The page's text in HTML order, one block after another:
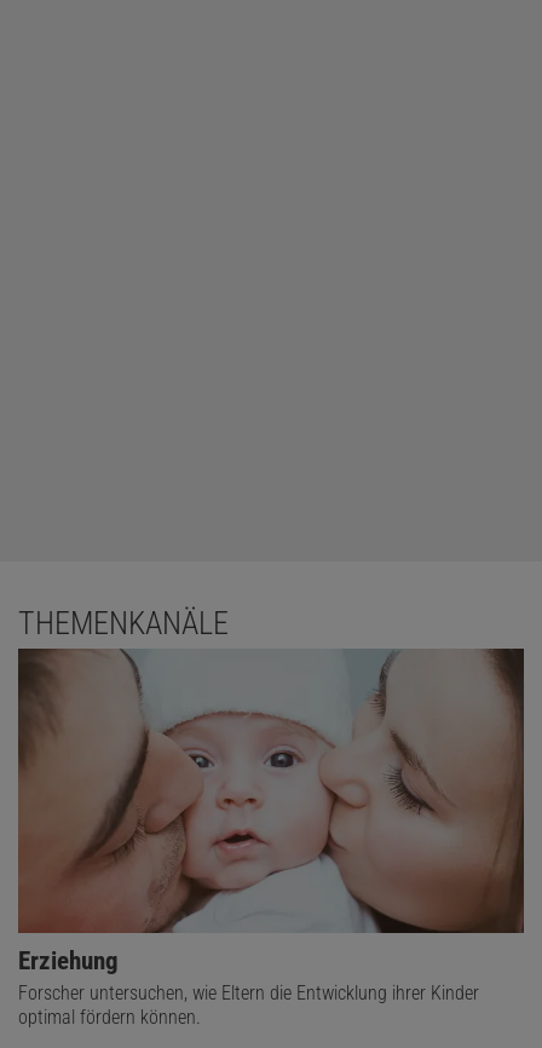
THEMENKANÄLE
Erziehung
Forscher untersuchen, wie Eltern die Entwicklung ihrer Kinder
optimal fördern können.